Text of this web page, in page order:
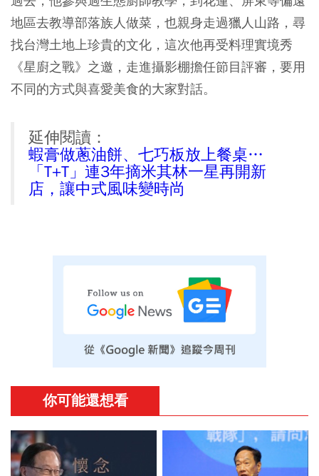
地區去教導部落族人做菜，也親身走過獵人山路，尋
找台灣土地上珍貴的文化，這次他再受料理實境秀
《星廚之戰》之邀，走進攝影棚擔任節目評審，要用
不同的方式與喜愛美食的大家對話。
延伸閱讀：
蝦膏做蔥油餅、七巧板放上餐桌…
「T+T」連3年摘米其林一星再開新
店，讓中式風味變時尚